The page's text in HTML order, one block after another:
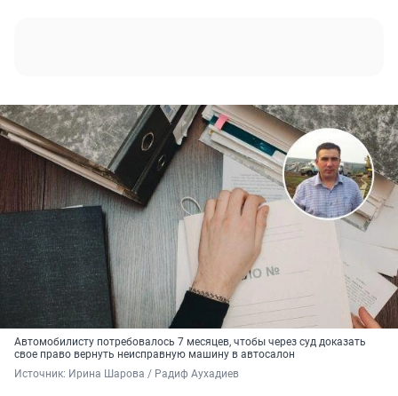
Автомобилисту потребовалось 7 месяцев, чтобы через суд доказать
свое право вернуть неисправную машину в автосалон
Источник: Ирина Шарова / Радиф Аухадиев